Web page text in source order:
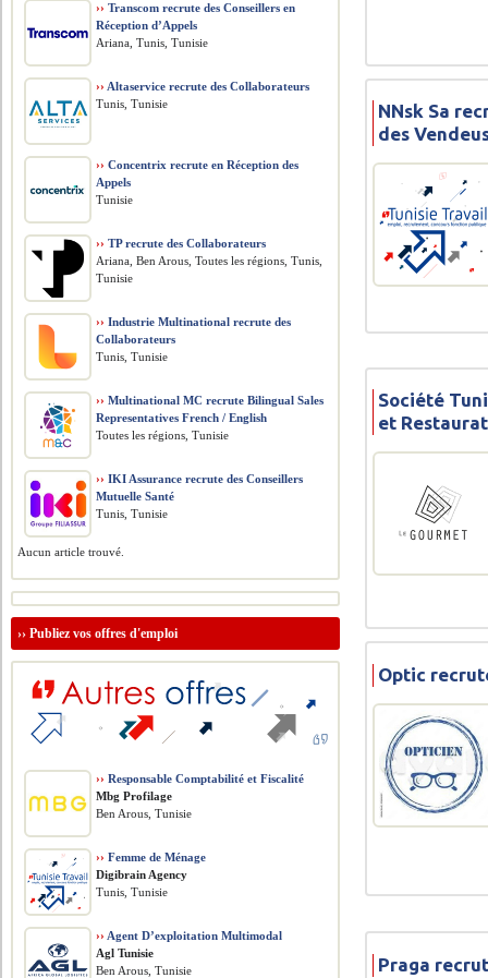
NNsk Sa
des
Société
et
Optic
Praga
›› Transcom recrute des Conseillers en
Réception d’Appels
Ariana, Tunis, Tunisie
›› Altaservice recrute des Collaborateurs
Tunis, Tunisie
›› Concentrix recrute en Réception des
Appels
Tunisie
›› TP recrute des Collaborateurs
Ariana, Ben Arous, Toutes les régions, Tunis,
Tunisie
›› Industrie Multinational recrute des
Collaborateurs
Tunis, Tunisie
›› Multinational MC recrute Bilingual Sales
Representatives French / English
Toutes les régions, Tunisie
›› IKI Assurance recrute des Conseillers
Mutuelle Santé
Tunis, Tunisie
Aucun article trouvé.
››Publiez vos offres d'emploi
›› Responsable Comptabilité et Fiscalité
Mbg Profilage
Ben Arous, Tunisie
›› Femme de Ménage
Digibrain Agency
Tunis, Tunisie
›› Agent D’exploitation Multimodal
Agl Tunisie
Ben Arous, Tunisie